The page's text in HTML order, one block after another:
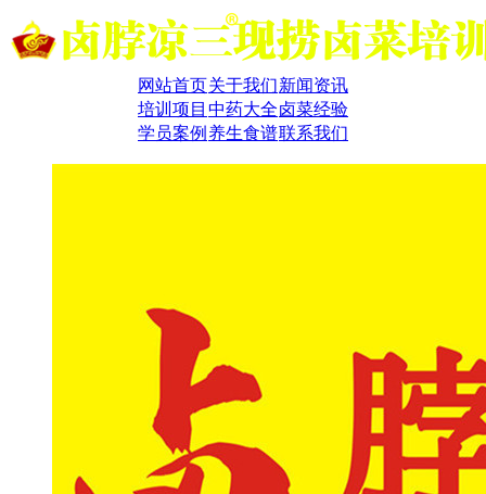
网站首页关于我们新闻资讯
培训项目 中药大全卤菜经验
学员案例 养生食谱联系我们